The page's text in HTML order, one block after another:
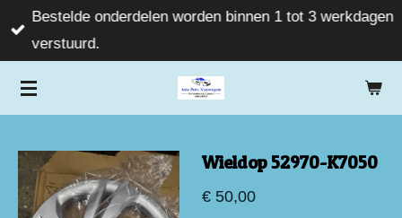
Ga
direct
de
Bestelde onderdelen worden binnen 1 tot 3 werkdagen
verstuurd.
Wieldop 52970-K7050
€ 50,00